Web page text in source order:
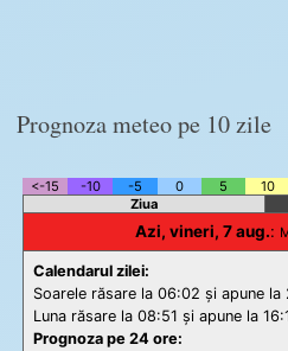
Prognoza meteo pe 10 zile
<-15 -10 -5 0 5 10
Ziua
Azi, vineri, 7 aug.:
Calendarul zilei:
Soarele răsare la 06:02 și apune la
Luna răsare la 08:51 și apune la
Prognoza pe 24 ore: